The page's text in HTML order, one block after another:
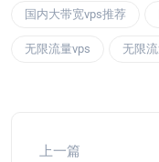
国内大带宽vps推荐
无限流量vps 无限
上一篇